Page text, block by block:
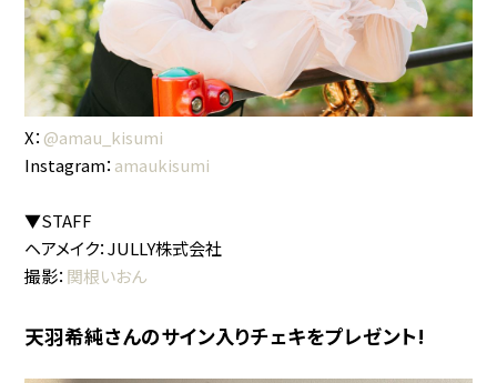
X： @amau_kisumi
Instagram： amaukisumi
▼STAFF
ヘアメイク：JULLY株式会社
撮影： 関根いおん
天羽希純さんのサイン入りチェキをプレゼント!